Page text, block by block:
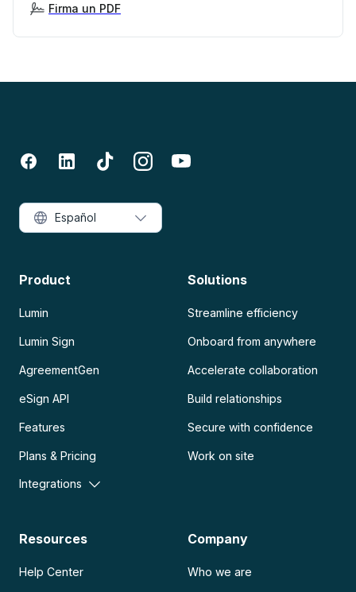
Firma un PDF
Product
Lumin
Lumin Sign
AgreementGen
eSign API
Features
Plans & Pricing
Integrations
Solutions
Streamline efficiency
Onboard from anywhere
Accelerate collaboration
Build relationships
Secure with confidence
Work on site
Resources
Help Center
Company
Who we are
Español